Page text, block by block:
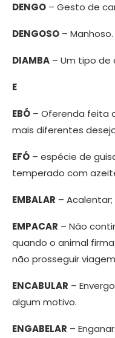
DENGO – Gesto de
DENGOSO –
DIAMBA – Um tipo de
E
EBÓ – Oferenda feita
mais diferentes
EFÓ – espécie de
temperado com
EMBALAR –
EMPACAR – Não
quando o animal
não prosseguir
ENCABULAR –
algum motivo.
ENGABELAR –